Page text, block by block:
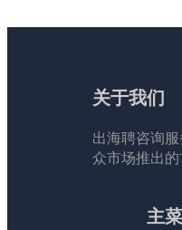
关于我们
出海聘咨询
众市场推出的
主